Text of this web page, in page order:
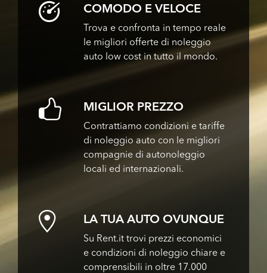
COMODO E VELOCE
Trova e confronta in tempo reale
le migliori offerte di noleggio
auto low cost in tutto il mondo.
MIGLIOR PREZZO
Contrattiamo condizioni e tariffe
di noleggio auto con le migliori
compagnie di autonoleggio
locali ed internazionali.
LA TUA AUTO OVUNQUE
Su Rent.it trovi prezzi economici
e condizioni di noleggio chiare e
comprensibili in oltre 17.000